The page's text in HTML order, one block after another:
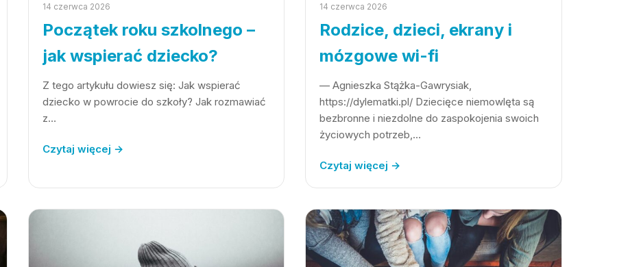
14 czerwca 2026
Początek roku szkolnego –
jak wspierać dziecko?
Z tego artykułu dowiesz się: Jak wspierać
dziecko w powrocie do szkoły? Jak rozmawiać
z…
Czytaj więcej →
14 czerwca 2026
Rodzice, dzieci, ekrany i
mózgowe wi-fi
— Agnieszka Stążka-Gawrysiak,
https://dylematki.pl/ Dziecięce niemowlęta są
bezbronne i niezdolne do zaspokojenia swoich
życiowych potrzeb,…
Czytaj więcej →